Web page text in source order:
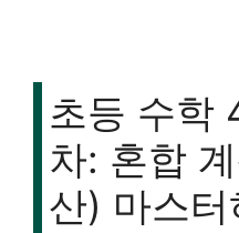
초등 수학
차: 혼합
산) 마스터